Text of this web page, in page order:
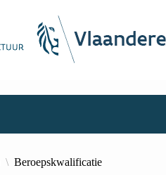
Beroepskwalificatie